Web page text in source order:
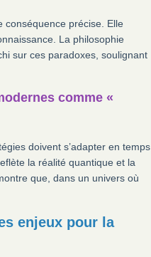
conséquence précise. Elle
La philosophie
sur ces paradoxes, soulignant
comme «
doivent s’adapter en temps
la réalité quantique et la
que, dans un univers où
enjeux pour la